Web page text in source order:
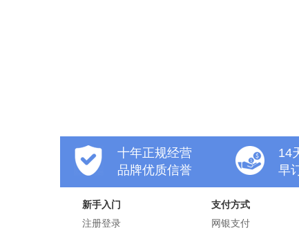
十年正规经营
品牌优质信誉
14
早
新手入门
注册登录
支付方式
网银支付